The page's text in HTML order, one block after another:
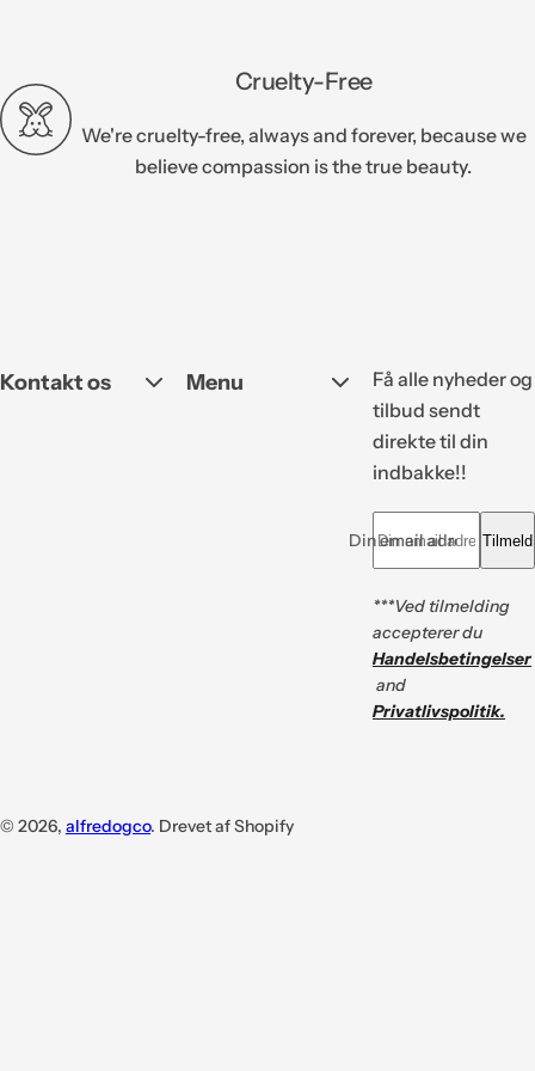
Cruelty-Free
We're cruelty-free, always and forever, because we
believe compassion is the true beauty.
Kontakt os Menu
Få alle nyheder og
tilbud sendt
direkte til din
indbakke!!
Din email adresse *Tilmeld
***Ved tilmelding
accepterer du
Handelsbetingelser
and
Privatlivspolitik.
© 2026, alfredogco. Drevet af Shopify